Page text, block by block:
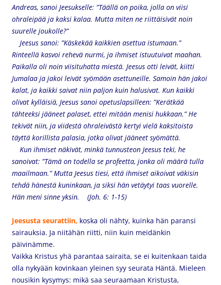
Andreas, sanoi Jeesukselle: ”Täällä on poika, jolla on viisi
ohraleipää ja kaksi kalaa. Mutta miten ne riittäisivät noin
suurelle joukolle?”
Jeesus sanoi: ”Käskekää kaikkien asettua istumaan.”
Rinteellä kasvoi rehevä nurmi, ja ihmiset istuutuivat maahan.
Paikalla oli noin viisituhatta miestä. Jeesus otti leivät, kiitti
Jumalaa ja jakoi leivät syömään asettuneille. Samoin hän jakoi
kalat, ja kaikki saivat niin paljon kuin halusivat. Kun kaikki
olivat kylläisiä, Jeesus sanoi opetuslapsilleen: ”Kerätkää
tähteeksi jääneet palaset, ettei mitään menisi hukkaan.” He
tekivät niin, ja viidestä ohraleivästä kertyi vielä kaksitoista
täyttä korillista palasia, jotka olivat jääneet syömättä.
Kun ihmiset näkivät, minkä tunnusteon Jeesus teki, he
sanoivat: ”Tämä on todella se profeetta, jonka oli määrä tulla
maailmaan.” Mutta Jeesus tiesi, että ihmiset aikoivat väkisin
tehdä hänestä kuninkaan, ja siksi hän vetäytyi taas vuorelle.
Hän meni sinne yksin. (Joh. 6: 1-15)
Jeesusta seurattiin, koska oli nähty, kuinka hän paransi
sairauksia. Ja niitähän riitti, niin kuin meidänkin
päivinämme.
Vaikka Kristus yhä parantaa sairaita, se ei kuitenkaan taida
olla nykyään kovinkaan yleinen syy seurata Häntä. Mieleen
nousikin kysymys: mikä saa seuraamaan Kristusta,